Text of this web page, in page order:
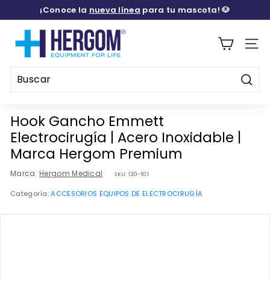
directamente
diapositivas
¡Conoce la nueva línea para tu mascota! 🐶
E
R
G
M
M
E
D
C
A
Hook Gancho Emmett
Electrocirugía | Acero Inoxidable |
Marca Hergom Premium
Marca: Hergom Medical SKU: 130-101
Categoría:ACCESORIOS EQUIPOS DE ELECTROCIRUGÍA